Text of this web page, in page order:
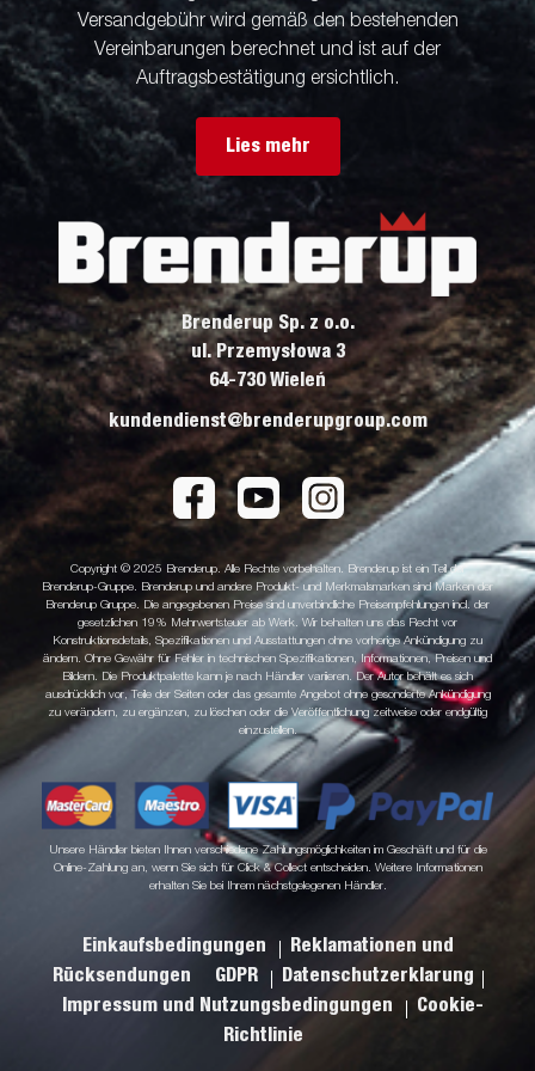
Versandgebühr wird gemäß den bestehenden
Vereinbarungen berechnet und ist auf der
Auftragsbestätigung ersichtlich.
Lies mehr
Brenderup Sp. z o.o.
ul. Przemysłowa 3
64-730 Wieleń
kundendienst@brenderupgroup.com
Copyright © 2025 Brenderup. Alle Rechte vorbehalten. Brenderup ist ein Teil der
Brenderup-Gruppe. Brenderup und andere Produkt- und Merkmalsmarken sind Marken der
Brenderup Gruppe. Die angegebenen Preise sind unverbindliche Preisempfehlungen incl. der
gesetzlichen 19% Mehrwertsteuer ab Werk. Wir behalten uns das Recht vor
Konstruktionsdetails, Spezifikationen und Ausstattungen ohne vorherige Ankündigung zu
ändern. Ohne Gewähr für Fehler in technischen Spezifikationen, Informationen, Preisen und
Bildern. Die Produktpalette kann je nach Händler variieren. Der Autor behält es sich
ausdrücklich vor, Teile der Seiten oder das gesamte Angebot ohne gesonderte Ankündigung
zu verändern, zu ergänzen, zu löschen oder die Veröffentlichung zeitweise oder endgültig
einzustellen.
Unsere Händler bieten Ihnen verschiedene Zahlungsmöglichkeiten im Geschäft und für die
Online-Zahlung an, wenn Sie sich für Click & Collect entscheiden. Weitere Informationen
erhalten Sie bei Ihrem nächstgelegenen Händler.
Einkaufsbedingungen
Reklamationen und
Rücksendungen
GDPR
Datenschutzerklarung
Impressum und Nutzungsbedingungen
Cookie-
Richtlinie